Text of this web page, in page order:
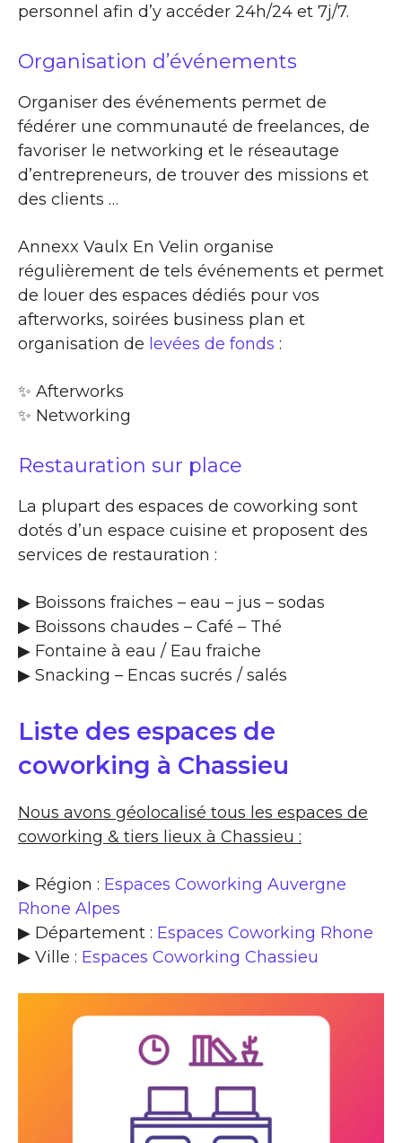
personnel afin d’y accéder 24h/24 et 7j/7.
Organisation d’événements
Organiser des événements permet de
fédérer une communauté de freelances, de
favoriser le networking et le réseautage
d’entrepreneurs, de trouver des missions et
des clients …
Annexx Vaulx En Velin organise
régulièrement de tels événements et permet
de louer des espaces dédiés pour vos
afterworks, soirées business plan et
organisation de levées de fonds :
✨​ Afterworks
✨​ Networking
Restauration sur place
La plupart des espaces de coworking sont
dotés d’un espace cuisine et proposent des
services de restauration :
▶​ Boissons fraiches – eau – jus – sodas
▶​ Boissons chaudes – Café – Thé
▶​ Fontaine à eau / Eau fraiche
▶​ Snacking – Encas sucrés / salés
Liste des espaces de
coworking à Chassieu
Nous avons géolocalisé tous les espaces de
coworking & tiers lieux à Chassieu :
▶ Région : Espaces Coworking Auvergne
Rhone Alpes
▶ Département : Espaces Coworking Rhone
▶ Ville : Espaces Coworking Chassieu